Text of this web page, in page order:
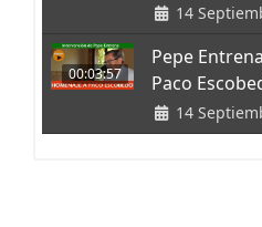
14
00:03:57
Pepe
Paco
14